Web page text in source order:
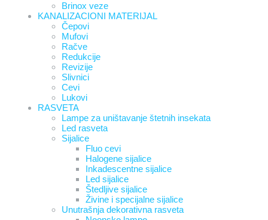
Brinox veze
KANALIZACIONI MATERIJAL
Čepovi
Mufovi
Račve
Redukcije
Revizije
Slivnici
Cevi
Lukovi
RASVETA
Lampe za uništavanje štetnih insekata
Led rasveta
Sijalice
Fluo cevi
Halogene sijalice
Inkadescentne sijalice
Led sijalice
Štedljive sijalice
Živine i specijalne sijalice
Unutrašnja dekorativna rasveta